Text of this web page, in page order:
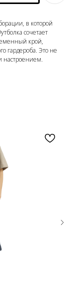
в которой
сочетает
крой,
гардероба. Это не
настроением.